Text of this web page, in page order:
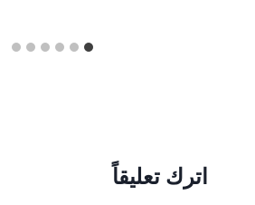
اترك تعليقاً